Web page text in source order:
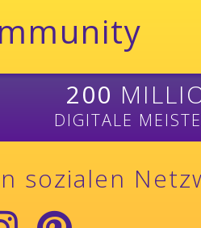
200
DIGITALE
sozialen